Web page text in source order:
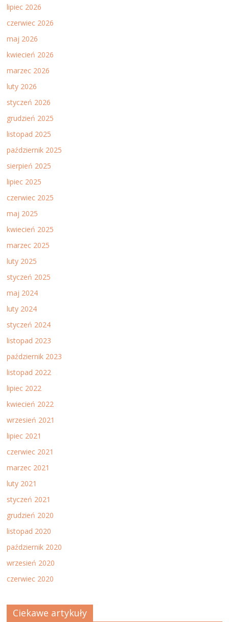
lipiec 2026
czerwiec 2026
maj 2026
kwiecień 2026
marzec 2026
luty 2026
styczeń 2026
grudzień 2025
listopad 2025
październik 2025
sierpień 2025
lipiec 2025
czerwiec 2025
maj 2025
kwiecień 2025
marzec 2025
luty 2025
styczeń 2025
maj 2024
luty 2024
styczeń 2024
listopad 2023
październik 2023
listopad 2022
lipiec 2022
kwiecień 2022
wrzesień 2021
lipiec 2021
czerwiec 2021
marzec 2021
luty 2021
styczeń 2021
grudzień 2020
listopad 2020
październik 2020
wrzesień 2020
czerwiec 2020
Ciekawe artykuły